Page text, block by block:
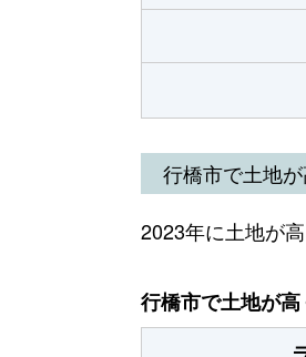
行橋市で土地
2023年に土地が
行橋市で土地が高